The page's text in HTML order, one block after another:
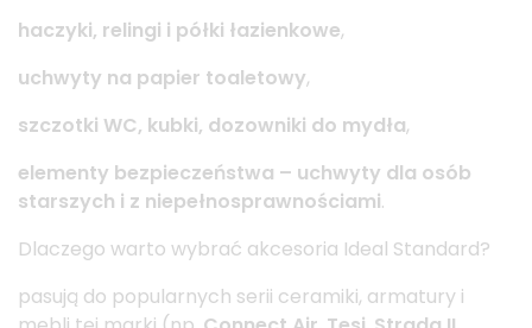
haczyki, relingi i półki łazienkowe,
uchwyty na papier toaletowy,
szczotki WC, kubki, dozowniki do mydła,
elementy bezpieczeństwa – uchwyty dla osób
starszych i z niepełnosprawnościami.
Dlaczego warto wybrać akcesoria Ideal Standard?
pasują do popularnych serii ceramiki, armatury i